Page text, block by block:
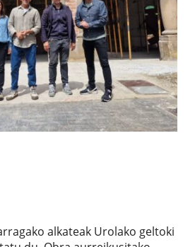
alkateak Urolako geltoki